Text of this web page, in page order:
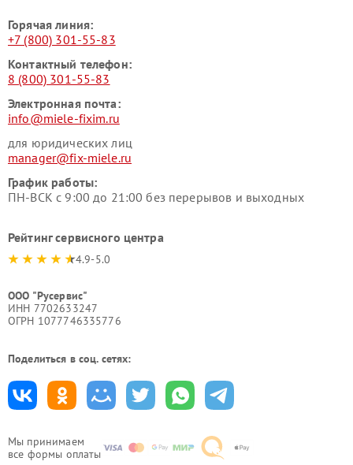
Мы принимаем
все формы оплаты
Горячая линия:
+7 (800) 301-55-83
Контактный телефон:
8 (800) 301-55-83
Электронная почта:
info@miele-fixim.ru
для юридических лиц
manager@fix-miele.ru
График работы:
ПН-ВСК с 9:00 до 21:00 без перерывов и выходных
Рейтинг сервисного центра
4.9-5.0
ООО "Русервис"
ИНН 7702633247
ОГРН 1077746335776
Поделиться в соц. сетях: